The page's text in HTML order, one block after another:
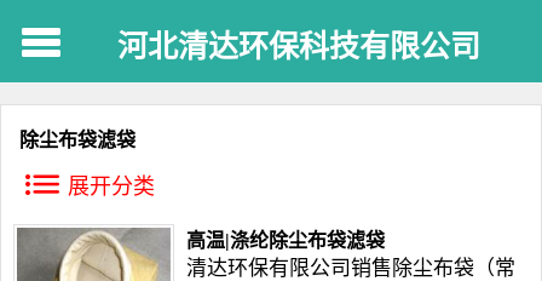
河北清达环保科技有限公司
除尘布袋滤袋
展开分类
高温|涤纶除尘布袋滤袋
清达环保有限公司销售除尘布袋（常